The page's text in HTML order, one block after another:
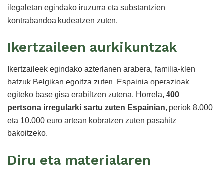
ilegaletan egindako iruzurra eta substantzien
kontrabandoa kudeatzen zuten.
Ikertzaileen aurkikuntzak
Ikertzaileek egindako azterlanen arabera, familia-klen
batzuk Belgikan egoitza zuten, Espainia operazioak
egiteko base gisa erabiltzen zutena. Horrela, 400
pertsona irregularki sartu zuten Espainian, periok 8.000
eta 10.000 euro artean kobratzen zuten pasahitz
bakoitzeko.
Diru eta materialaren